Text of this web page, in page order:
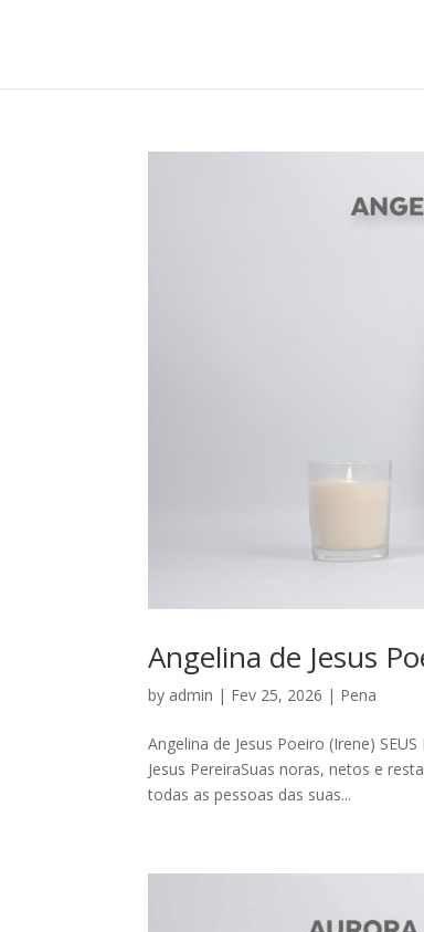
Angelina de Jesus
by admin | Fev 25, 2026 | Pena
Angelina de Jesus Poeiro (Irene)
Jesus PereiraSuas noras, netos e
todas as pessoas das suas...